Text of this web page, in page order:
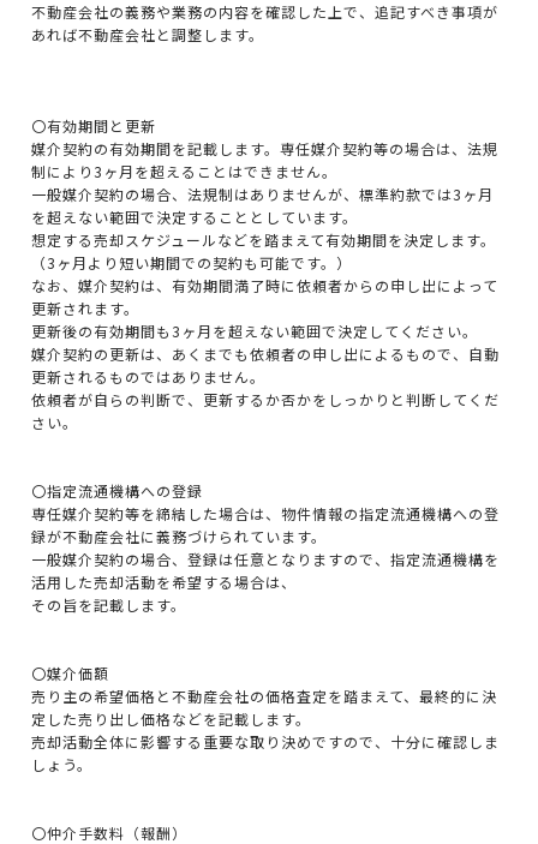
不動産会社の義務や業務の内容を確認した上で、追記すべき事項が
あれば不動産会社と調整します。
〇有効期間と更新
媒介契約の有効期間を記載します。専任媒介契約等の場合は、法規
制により3ヶ月を超えることはできません。
一般媒介契約の場合、法規制はありませんが、標準約款では3ヶ月
を超えない範囲で決定することとしています。
想定する売却スケジュールなどを踏まえて有効期間を決定します。
（3ヶ月より短い期間での契約も可能です。）
なお、媒介契約は、有効期間満了時に依頼者からの申し出によって
更新されます。
更新後の有効期間も3ヶ月を超えない範囲で決定してください。
媒介契約の更新は、あくまでも依頼者の申し出によるもので、自動
更新されるものではありません。
依頼者が自らの判断で、更新するか否かをしっかりと判断してくだ
さい。
〇指定流通機構への登録
専任媒介契約等を締結した場合は、物件情報の指定流通機構への登
録が不動産会社に義務づけられています。
一般媒介契約の場合、登録は任意となりますので、指定流通機構を
活用した売却活動を希望する場合は、
その旨を記載します。
〇媒介価額
売り主の希望価格と不動産会社の価格査定を踏まえて、最終的に決
定した売り出し価格などを記載します。
売却活動全体に影響する重要な取り決めですので、十分に確認しま
しょう。
〇仲介手数料（報酬）